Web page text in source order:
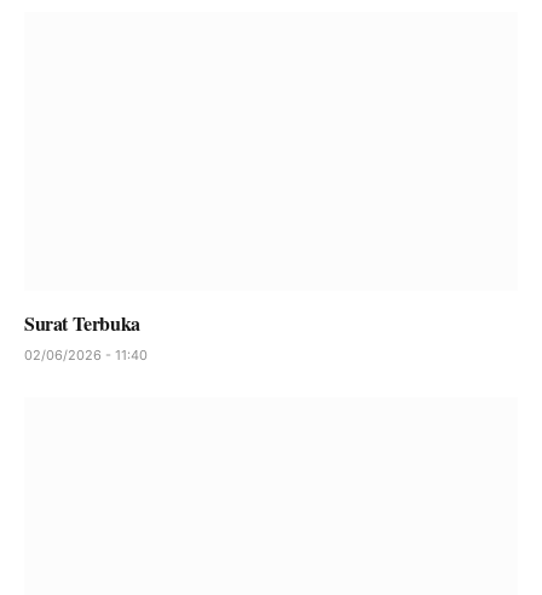
Surat Terbuka
02/06/2026 - 11:40